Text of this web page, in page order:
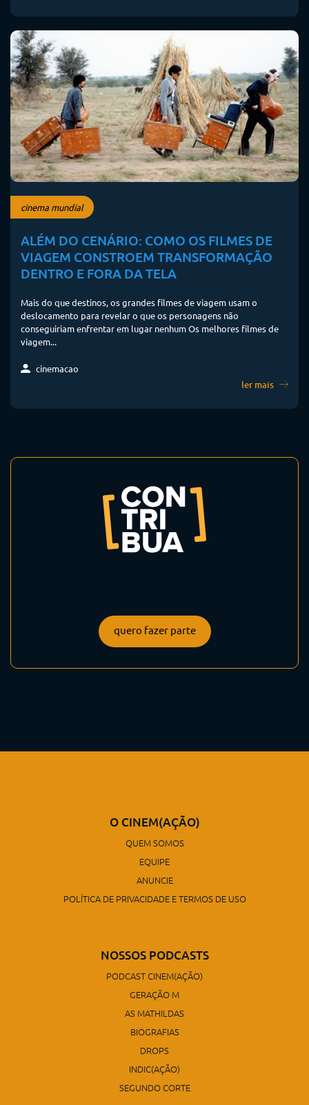
cinema mundial
ALÉM DO CENÁRIO: COMO OS FILMES DE
VIAGEM CONSTROEM TRANSFORMAÇÃO
DENTRO E FORA DA TELA
Mais do que destinos, os grandes filmes de viagem usam o
deslocamento para revelar o que os personagens não
conseguiriam enfrentar em lugar nenhum Os melhores filmes de
viagem...
cinemacao
ler mais
quero fazer parte
O CINEM(AÇÃO)
QUEM SOMOS
EQUIPE
ANUNCIE
POLÍTICA DE PRIVACIDADE E TERMOS DE USO
NOSSOS PODCASTS
PODCAST CINEM(AÇÃO)
GERAÇÃO M
AS MATHILDAS
BIOGRAFIAS
DROPS
INDIC(AÇÃO)
SEGUNDO CORTE